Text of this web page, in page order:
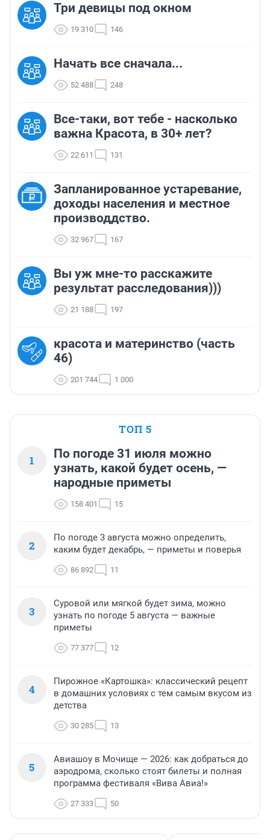
Три девицы под окном
19 310 146
Начать все сначала...
52 488 248
Все-таки, вот тебе - насколько
важна Красота, в 30+ лет?
22 611 131
Запланированное устаревание,
доходы населения и местное
производдство.
32 967 167
Вы уж мне-то расскажите
результат расследования)))
21 188 197
красота и материнство (часть
46)
201 744 1 000
ТОП 5
1
По погоде 31 июля можно
узнать, какой будет осень, —
народные приметы
158 401 15
2
По погоде 3 августа можно определить,
каким будет декабрь, — приметы и поверья
86 892 11
3
Суровой или мягкой будет зима, можно
узнать по погоде 5 августа — важные
приметы
77 377 12
4
Пирожное «Картошка»: классический рецепт
в домашних условиях с тем самым вкусом из
детства
30 285 13
5
Авиашоу в Мочище — 2026: как добраться до
аэродрома, сколько стоят билеты и полная
программа фестиваля «Вива Авиа!»
27 333 50